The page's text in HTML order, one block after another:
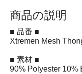
商品の説明
■ 品番 ■
Xtremen Mesh
■ 素材 ■
90% Polyester 10%